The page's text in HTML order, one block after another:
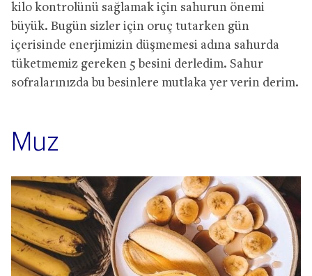
kilo kontrolünü sağlamak için sahurun önemi
büyük. Bugün sizler için oruç tutarken gün
içerisinde enerjimizin düşmemesi adına sahurda
tüketmemiz gereken 5 besini derledim. Sahur
sofralarınızda bu besinlere mutlaka yer verin derim.
Muz